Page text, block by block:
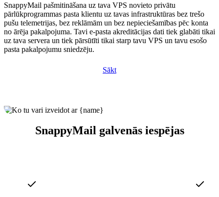
SnappyMail pašmitināšana uz tava VPS novieto privātu
pārlūkprogrammas pasta klientu uz tavas infrastruktūras bez trešo
pušu telemetrijas, bez reklāmām un bez nepieciešamības pēc konta
no ārēja pakalpojuma. Tavi e-pasta akreditācijas dati tiek glabāti tikai
uz tava servera un tiek pārsūtīti tikai starp tavu VPS un tavu esošo
pasta pakalpojumu sniedzēju.
Sākt
SnappyMail galvenās iespējas